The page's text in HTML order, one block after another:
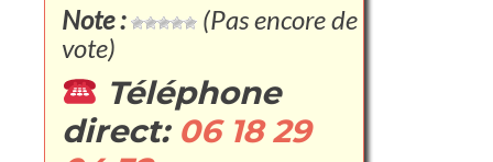
Note :
(Pas encore de
vote)
Téléphone
direct: 06 18 29